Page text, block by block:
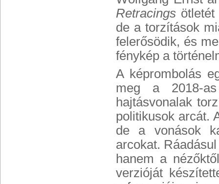
Retracings
de a torzítások
felerősödik, és
fénykép a
A képrombolás
meg a 2018-
hajtásvonalak
politikusok arcát.
de a vonások
arcokat.
hanem a
verzióját